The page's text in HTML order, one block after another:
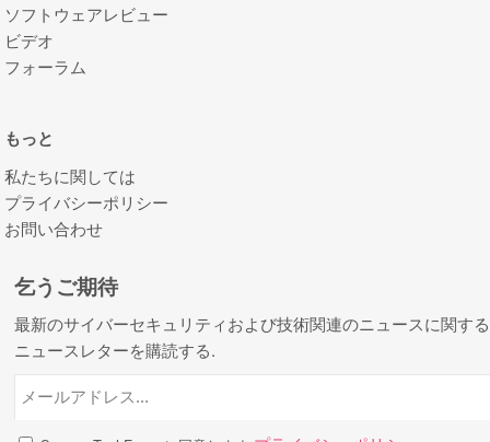
ソフトウェアレビュー
ビデオ
フォーラム
もっと
私たちに関しては
プライバシーポリシー
お問い合わせ
乞うご期待
最新のサイバーセキュリティおよび技術関連のニュースに関する
ニュースレターを購読する.